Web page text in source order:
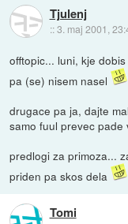
Tjulenj
::3. maj 2001,
offtopic... luni, kje
pa (se) nisem nasel
drugace pa ja, dajte
samo fuul prevec pade
predlogi za primoza...
priden pa skos dela
Tomi